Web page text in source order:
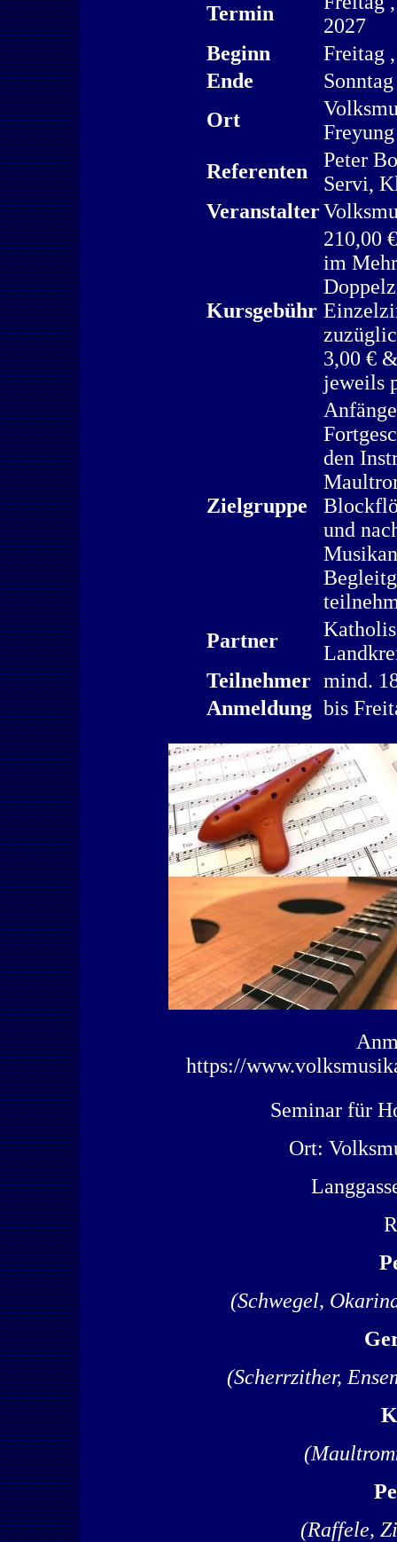
Termin
2027
Beginn
Freitag
Ende
Ort
Freyung
Referenten
Peter
Servi,
Veranstalter
Kursgebühr
210,00
im
3,00 €
jeweils
Zielgruppe
den
und
Partner
Teilnehmer mind.
Anmeldung bis
https://
Seminar für
Ort:
(Schwegel,
(Scherrzither,
(Raffele,